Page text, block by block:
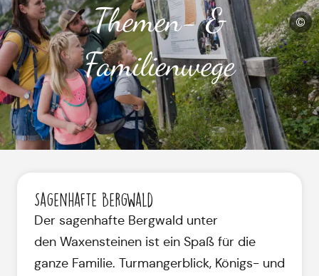
©
Themen- &
Familienwege
Sagenhafte Bergwald
Der sagenhafte Bergwald unter
den Waxensteinen ist ein Spaß für die
ganze Familie. Turmangerblick, Königs- und